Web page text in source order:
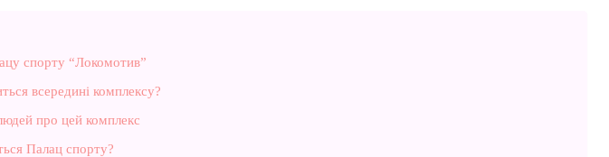
спорту “Локомотив”
всередині комплексу?
про цей комплекс
Палац спорту?